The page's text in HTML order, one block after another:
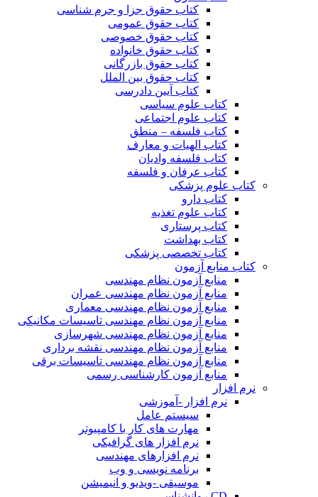
کتاب حقوق جزا و جرم شناسی
کتاب حقوق عمومی
کتاب حقوق خصوصی
کتاب حقوق خانواده
کتاب حقوق بازرگانی
کتاب حقوق بین الملل
کتاب آیین دادرسی
کتاب علوم سیاسی
کتاب علوم اجتماعی
کتاب فلسفه – منطق
کتاب الهیات و معارف
کتاب فلسفه وادیان
کتاب عرفان و فلسفه
کتاب علوم پزشکی
کتاب دارو
کتاب علوم تغذیه
کتاب پرستاری
کتاب بهداشت
کتاب تخصصی پزشکی
کتاب منابع آزمون
منابع آزمون نظام مهندسی
منابع آزمون نظام مهندسی عمران
منابع آزمون نظام مهندسی معماری
منابع آزمون نظام مهندسی تاسیسات مکانیکی
منابع آزمون نظام مهندسی شهرسازی
منابع آزمون نظام مهندسی نقشه برداری
منابع آزمون نظام مهندسی تاسیسات برقی
منابع آزمون کارشناسی رسمی
نرم افزار
نرم افزار -آموزشی
سیستم عامل
مهارت های کار با کامپیوتر
نرم افزار های گرافیکی
نرم افزارهای مهندسی
برنامه نویسی و وب
موسیقی -ویدیو و انیمیشن